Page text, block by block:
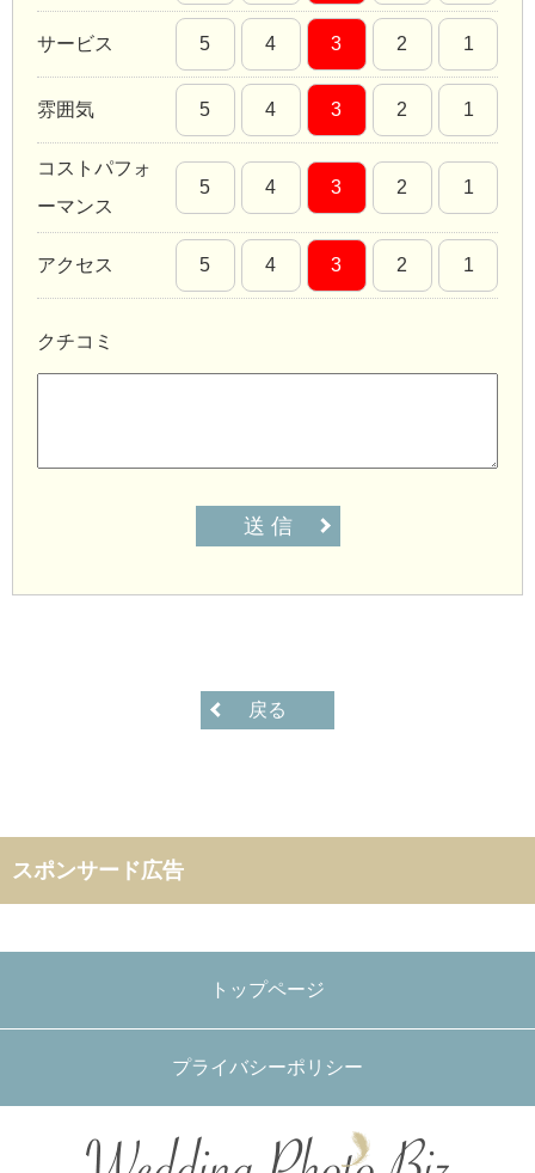
サービス 5 4 3 2 1
雰囲気 5 4 3 2 1
コストパフォ
ーマンス
5 4 3 2 1
アクセス 5 4 3 2 1
クチコミ
送 信
戻る
スポンサード広告
トップページ
プライバシーポリシー